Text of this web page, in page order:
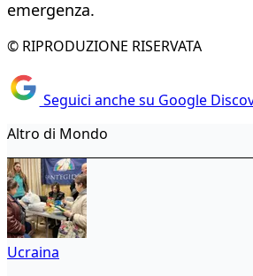
emergenza.
© RIPRODUZIONE RISERVATA
Seguici anche su Google
Altro di Mondo
Ucraina